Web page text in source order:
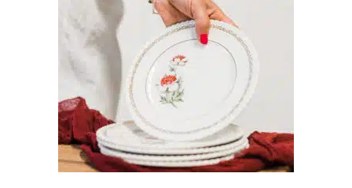
AJOUTER AU PANIER